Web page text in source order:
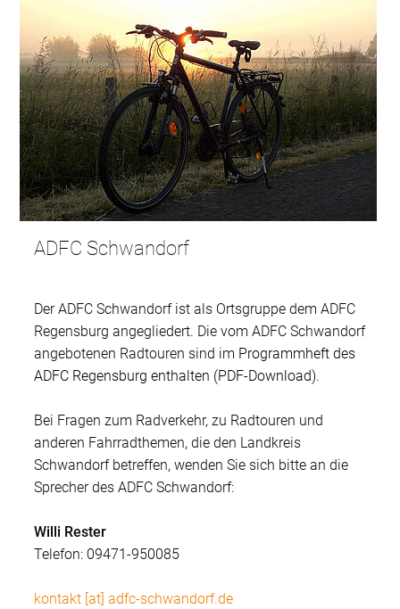
ADFC Schwandorf
Der ADFC Schwandorf ist als Ortsgruppe dem ADFC
Regensburg angegliedert. Die vom ADFC Schwandorf
angebotenen Radtouren sind im Programmheft des
ADFC Regensburg enthalten (PDF-Download).
Bei Fragen zum Radverkehr, zu Radtouren und
anderen Fahrradthemen, die den Landkreis
Schwandorf betreffen, wenden Sie sich bitte an die
Sprecher des ADFC Schwandorf:
Willi Rester
Telefon: 09471-950085
kontakt [at] adfc-schwandorf.de